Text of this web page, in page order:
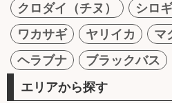
クロダイ（チヌ）
シロ
ワカサギ
ヤリイカ マ
ヘラブナ
ブラックバス
エリアから探す